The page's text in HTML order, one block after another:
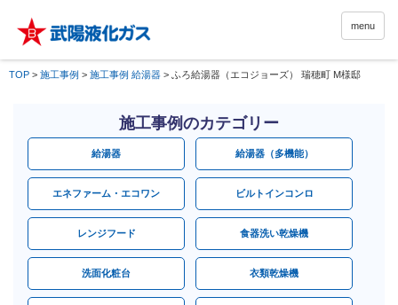
menu
TOP > 施工事例 > 施工事例 給湯器 > ふろ給湯器（エコジョーズ） 瑞穂町 M様邸
施工事例のカテゴリー
給湯器 給湯器（多機能）
エネファーム・エコワン ビルトインコンロ
レンジフード 食器洗い乾燥機
洗面化粧台 衣類乾燥機